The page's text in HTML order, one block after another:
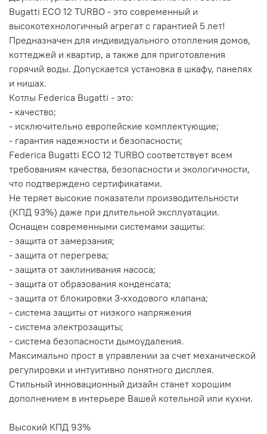
Bugatti ECO 12 TURBO - это современный и
высокотехнологичный агрегат с гарантией 5 лет!
Предназначен для индивидуального отопления домов,
коттеджей и квартир, а также для приготовления
горячий воды. Допускается установка в шкафу, панелях
и нишах.
Котлы Federica Bugatti - это:
- качество;
- исключительно европейские комплектующие;
- гарантия надежности и безопасности;
Federica Bugatti ECO 12 TURBO соответствует всем
требованиям качества, безопасности и экологичности,
что подтверждено сертификатами.
Не теряет высокие показатели производительности
(КПД 93%) даже при длительной эксплуатации.
Оснащен современными системами защиты:
- защита от замерзания;
- защита от перегрева;
- защита от заклинивания насоса;
- защита от образования конденсата;
- защита от блокировки 3-хходового клапана;
- система защиты от низкого напряжения
- система электрозащиты;
- система безопасности дымоудаления.
Максимально прост в управлении за счет механической
регулировки и интуитивно понятного дисплея.
Стильный инновационный дизайн станет хорошим
дополнением в интерьере Вашей котельной или кухни.
Высокий КПД 93%